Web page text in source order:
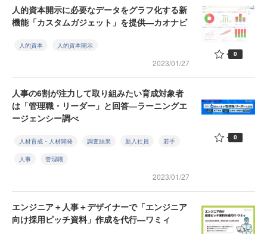
人的資本開示に必要なデータをグラフ化する新
機能「カスタムガジェット」を提供―カオナビ
人的資本 人的資本開示
2023/01/27
0
人事の6割が注力して取り組みたい育成対象者
は「管理職・リーダー」と回答―ラーニングエ
ージェンシー調べ
人材育成・人材開発 調査結果 新入社員 若手
人事 管理職
2023/01/27
0
エンジニア＋人事＋デザイナーで「エンジニア
向け採用ピッチ資料」作成を代行―ワミィ